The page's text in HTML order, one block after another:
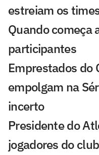
estreiam os
Quando começa
participantes
Emprestados do
empolgam na
incerto
Presidente do
jogadores do